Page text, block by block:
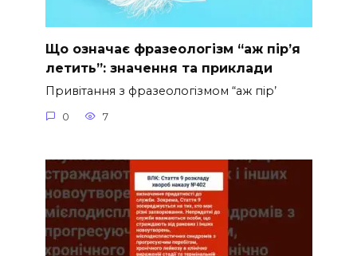
Що означає фразеологізм “аж пір’я
летить”: значення та приклади
Привітання з фразеологізмом “аж пір’
0 7